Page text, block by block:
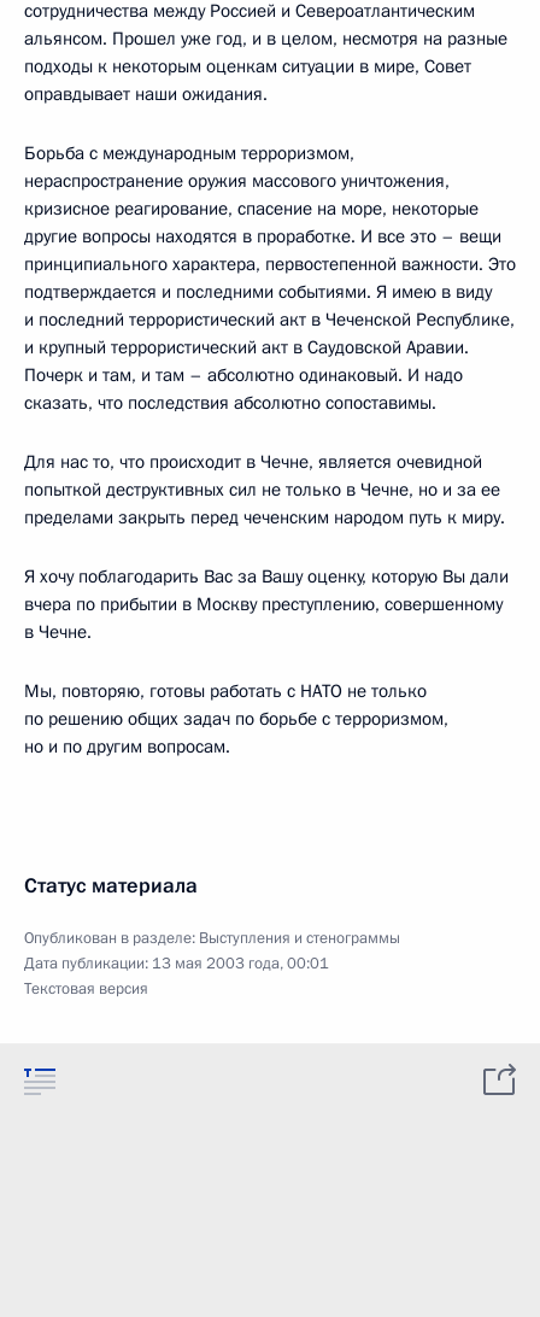
сотрудничества между Россией и Североатлантическим
альянсом. Прошел уже год, и в целом, несмотря на разные
подходы к некоторым оценкам ситуации в мире, Совет
оправдывает наши ожидания.
Борьба с международным терроризмом,
нераспространение оружия массового уничтожения,
кризисное реагирование, спасение на море, некоторые
другие вопросы находятся в проработке. И все это – вещи
принципиального характера, первостепенной важности. Это
подтверждается и последними событиями. Я имею в виду
и последний террористический акт в Чеченской Республике,
и крупный террористический акт в Саудовской Аравии.
Почерк и там, и там – абсолютно одинаковый. И надо
сказать, что последствия абсолютно сопоставимы.
Для нас то, что происходит в Чечне, является очевидной
попыткой деструктивных сил не только в Чечне, но и за ее
пределами закрыть перед чеченским народом путь к миру.
Я хочу поблагодарить Вас за Вашу оценку, которую Вы дали
вчера по прибытии в Москву преступлению, совершенному
в Чечне.
Мы, повторяю, готовы работать с НАТО не только
по решению общих задач по борьбе с терроризмом,
но и по другим вопросам.
Статус материала
Опубликован в разделе: Выступления и стенограммы
Дата публикации: 13 мая 2003 года, 00:01
Текстовая версия